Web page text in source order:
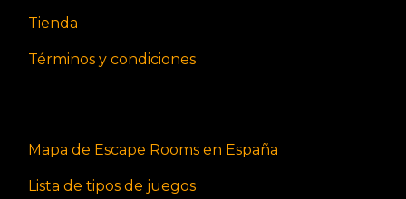
Tienda
Términos y condiciones
Mapa de Escape Rooms en España
Lista de tipos de juegos